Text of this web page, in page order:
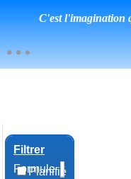
C'est l'imagination
Filtrer
Planifié
Formule